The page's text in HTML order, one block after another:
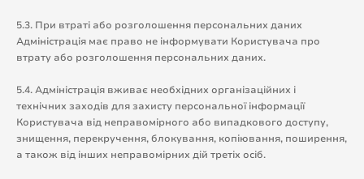
5.3. При втраті або розголошення персональних даних
Адміністрація має право не інформувати Користувача про
втрату або розголошення персональних даних.
5.4. Адміністрація вживає необхідних організаційних і
технічних заходів для захисту персональної інформації
Користувача від неправомірного або випадкового доступу,
знищення, перекручення, блокування, копіювання, поширення,
а також від інших неправомірних дій третіх осіб.